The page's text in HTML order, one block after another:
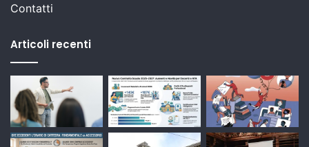
Contatti
Articoli recenti